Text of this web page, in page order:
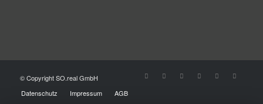
© Copyright SO.real GmbH
Datenschutz
Impressum AGB